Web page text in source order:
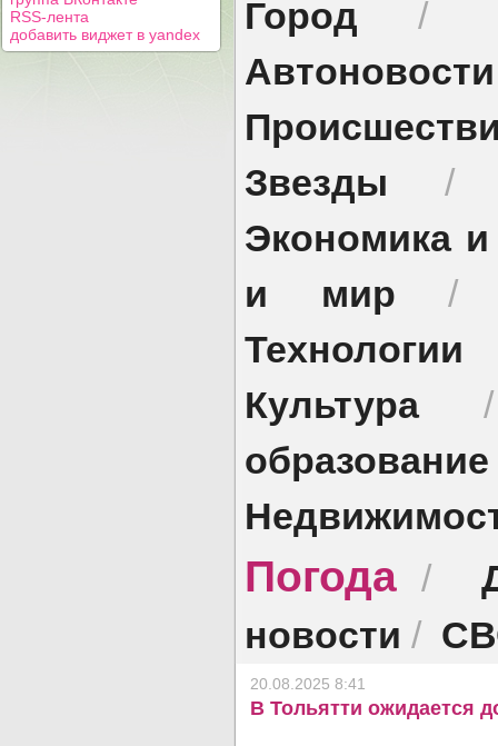
RSS-лента
добавить виджет в yandex
Город /
Автоновости
Звезды
Экономика
и мир
Технологии
Культура
образование
Погода /
новости /
20.08.2025 8:41
В Тольятти ожидается